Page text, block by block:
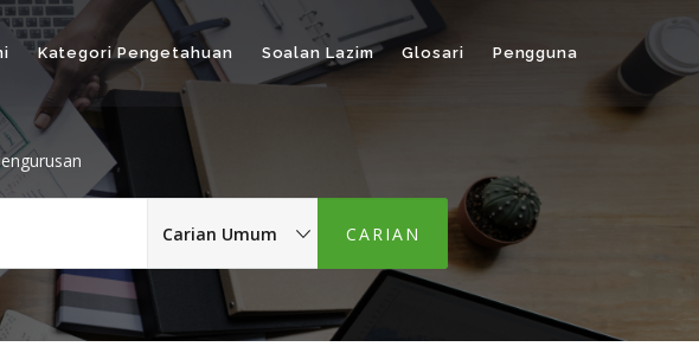
Kategori Pengetahuan Soalan Lazim Glosari Pengguna